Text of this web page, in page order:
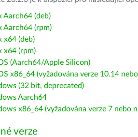
Aarch64 (deb)
Aarch64 (rpm)
x64 (deb)
x64 (rpm)
(Aarch64/Apple Silicon)
x86_64 (vyžadována verze 10.14
(32 bit, deprecated)
Aarch64
x86_64 (vyžadována verze 7 nebo
verze